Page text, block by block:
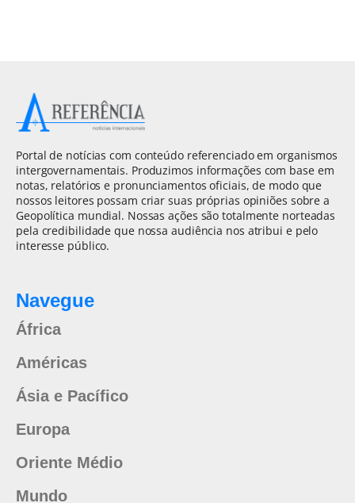
Portal de notícias com conteúdo referenciado em organismos
intergovernamentais. Produzimos informações com base em
notas, relatórios e pronunciamentos oficiais, de modo que
nossos leitores possam criar suas próprias opiniões sobre a
Geopolítica mundial. Nossas ações são totalmente norteadas
pela credibilidade que nossa audiência nos atribui e pelo
interesse público.
Navegue
África
Américas
Ásia e Pacífico
Europa
Oriente Médio
Mundo